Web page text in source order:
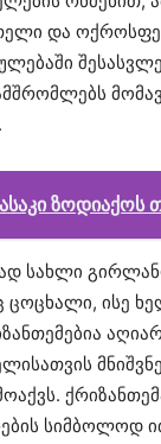
და
ზოდიაქოს
სახლი
ისე
სიმბოლოდ